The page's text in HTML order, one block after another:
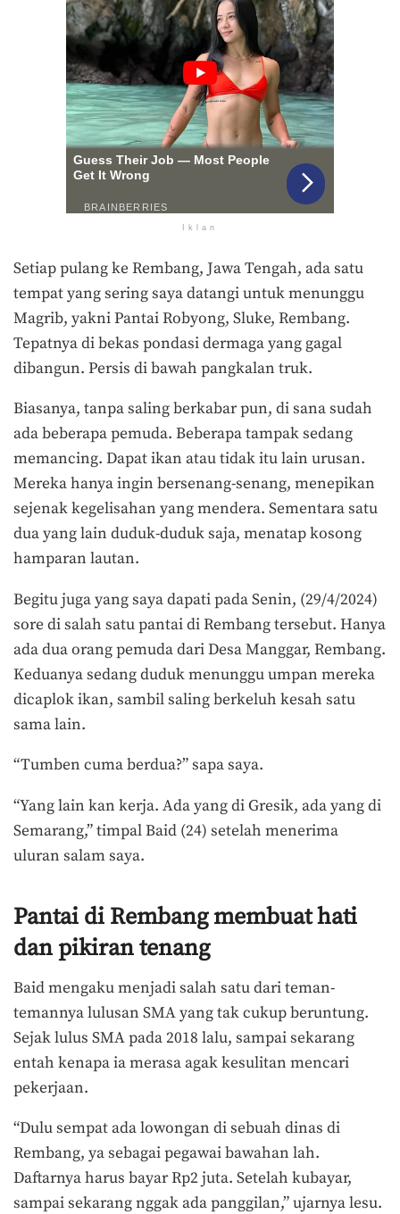
Iklan
Setiap pulang ke Rembang, Jawa Tengah, ada satu
tempat yang sering saya datangi untuk menunggu
Magrib, yakni Pantai Robyong, Sluke, Rembang.
Tepatnya di bekas pondasi dermaga yang gagal
dibangun. Persis di bawah pangkalan truk.
Biasanya, tanpa saling berkabar pun, di sana sudah
ada beberapa pemuda. Beberapa tampak sedang
memancing. Dapat ikan atau tidak itu lain urusan.
Mereka hanya ingin bersenang-senang, menepikan
sejenak kegelisahan yang mendera. Sementara satu
dua yang lain duduk-duduk saja, menatap kosong
hamparan lautan.
Begitu juga yang saya dapati pada Senin, (29/4/2024)
sore di salah satu pantai di Rembang tersebut. Hanya
ada dua orang pemuda dari Desa Manggar, Rembang.
Keduanya sedang duduk menunggu umpan mereka
dicaplok ikan, sambil saling berkeluh kesah satu
sama lain.
“Tumben cuma berdua?” sapa saya.
“Yang lain kan kerja. Ada yang di Gresik, ada yang di
Semarang,” timpal Baid (24) setelah menerima
uluran salam saya.
Pantai di Rembang membuat hati
dan pikiran tenang
Baid mengaku menjadi salah satu dari teman-
temannya lulusan SMA yang tak cukup beruntung.
Sejak lulus SMA pada 2018 lalu, sampai sekarang
entah kenapa ia merasa agak kesulitan mencari
pekerjaan.
“Dulu sempat ada lowongan di sebuah dinas di
Rembang, ya sebagai pegawai bawahan lah.
Daftarnya harus bayar Rp2 juta. Setelah kubayar,
sampai sekarang nggak ada panggilan,” ujarnya lesu.